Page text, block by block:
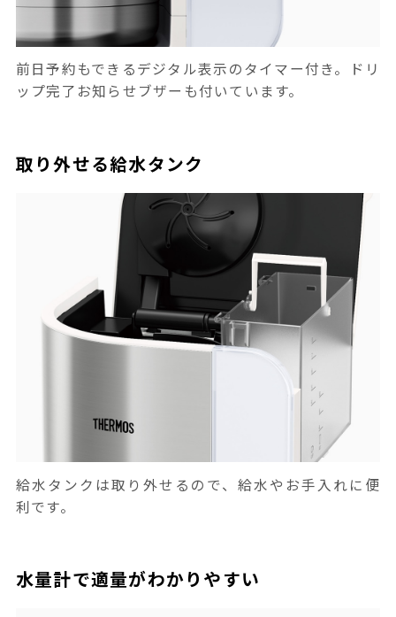
前日予約もできるデジタル表示のタイマー付き。ドリ
ップ完了お知らせブザーも付いています。
取り外せる給水タンク
給水タンクは取り外せるので、給水やお手入れに便
利です。
水量計で適量がわかりやすい